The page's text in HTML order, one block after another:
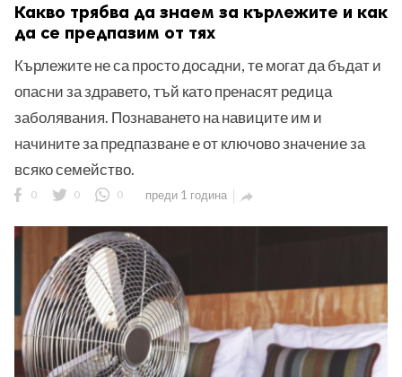
Какво трябва да знаем за кърлежите и как
да се предпазим от тях
Кърлежите не са просто досадни, те могат да бъдат и
опасни за здравето, тъй като пренасят редица
заболявания. Познаването на навиците им и
начините за предпазване е от ключово значение за
всяко семейство.
0 0 0 преди 1 година 